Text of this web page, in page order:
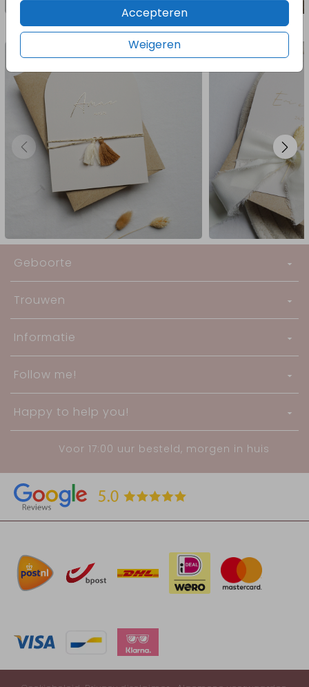
Accepteren
Weigeren
Meer in deze stijl
Geboorte
Trouwen
Informatie
Follow me!
Happy to help you!
Voor 17:00 uur besteld, morgen in huis